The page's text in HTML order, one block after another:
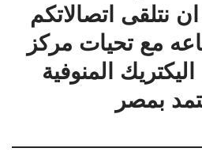
نتلقى اتصالاتكم
مع تحيات مركز
المنوفية
بمصر